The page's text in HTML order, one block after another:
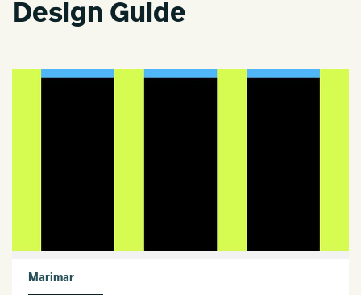
Design Guide
Marimar